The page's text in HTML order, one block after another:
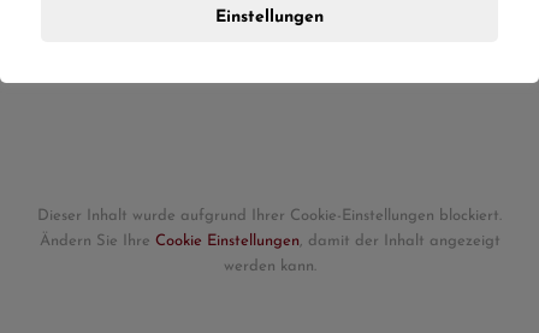
Dieser Inhalt wurde aufgrund Ihrer Cookie-Einstellungen blockiert.
Ändern Sie Ihre Cookie Einstellungen , damit der Inhalt angezeigt
werden kann.
Einstellungen